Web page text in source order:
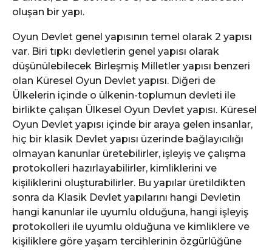
oluşan bir yapı.
Oyun Devlet genel yapısının temel olarak 2 yapısı
var. Biri tıpkı devletlerin genel yapısı olarak
düşünülebilecek Birleşmiş Milletler yapısı benzeri
olan Küresel Oyun Devlet yapısı. Diğeri de
Ülkelerin içinde o ülkenin-toplumun devleti ile
birlikte çalışan Ülkesel Oyun Devlet yapısı. Küresel
Oyun Devlet yapısı içinde bir araya gelen insanlar,
hiç bir klasik Devlet yapısı üzerinde bağlayıcılığı
olmayan kanunlar üretebilirler, işleyiş ve çalışma
protokolleri hazırlayabilirler, kimliklerini ve
kişiliklerini oluşturabilirler. Bu yapılar üretildikten
sonra da Klasik Devlet yapılarını hangi Devletin
hangi kanunlar ile uyumlu olduğuna, hangi işleyiş
protokolleri ile uyumlu olduğuna ve kimliklere ve
kişiliklere göre yaşam tercihlerinin özgürlüğüne